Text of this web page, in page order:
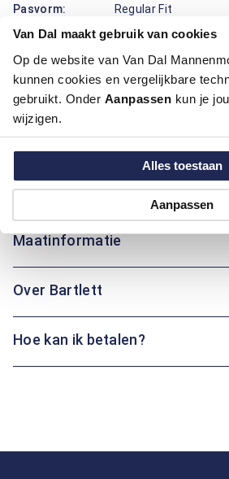
Van Dal maakt gebruik van cookies
Op de website van Van Dal
kunnen cookies en vergelijkbare
gebruikt. Onder Aanpassen kun je
wijzigen.
Alles toestaan
Aanpassen
Pasvorm:
Regular Fit
Breng kleur in je garderobe met dit
Bartlett in een frisse lila tint. Het
hoogwaardig katoen, wat zorgt voor
draagcomfort en een verzorgde
geeft het geheel een speelse, maar
praktisch borstzakje, is dit overhemd
zakelijke als informele gelegenheden.
Maatinformatie
Over Bartlett
Hoe kan ik betalen?